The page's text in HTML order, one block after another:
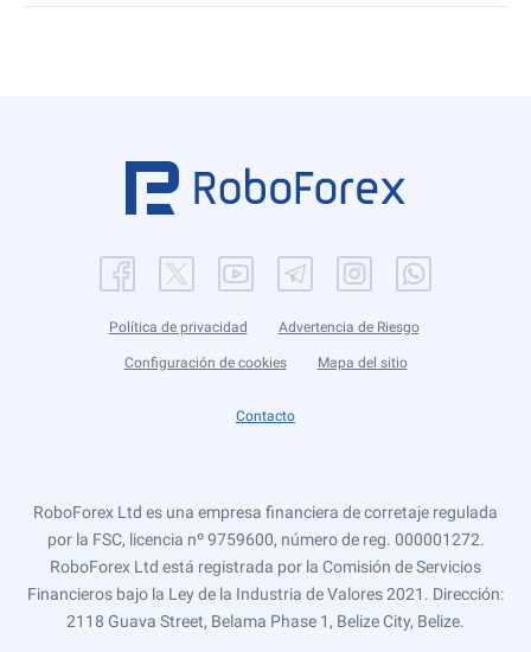
Política de privacidad Advertencia de Riesgo
Configuración de cookies Mapa del sitio
Contacto
RoboForex Ltd es una empresa financiera de corretaje regulada
por la FSC, licencia nº 9759600, número de reg. 000001272.
RoboForex Ltd está registrada por la Comisión de Servicios
Financieros bajo la Ley de la Industria de Valores 2021. Dirección:
2118 Guava Street, Belama Phase 1, Belize City, Belize.